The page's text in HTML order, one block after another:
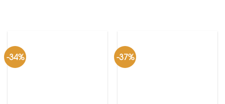
-34% -37%